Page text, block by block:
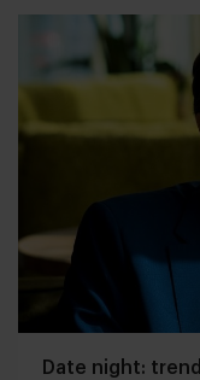
Date night: